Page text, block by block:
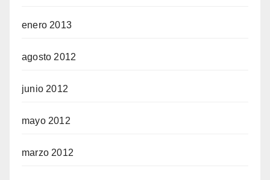
enero 2013
agosto 2012
junio 2012
mayo 2012
marzo 2012